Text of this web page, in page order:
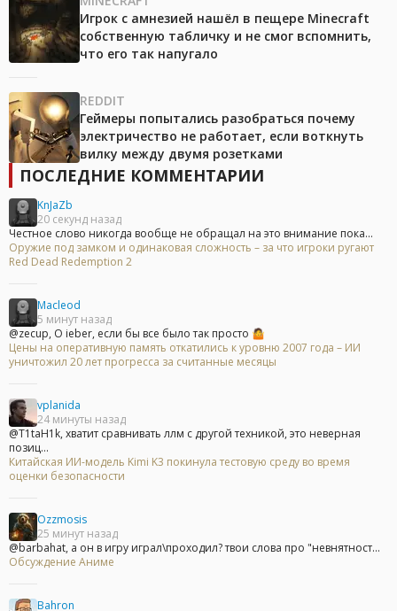
Игрок с амнезией нашёл в пещере Minecraft
собственную табличку и не смог вспомнить,
что его так напугало
REDDIT
Геймеры попытались разобраться почему
электричество не работает, если воткнуть
вилку между двумя розетками
ПОСЛЕДНИЕ КОММЕНТАРИИ
KnJaZb
20 секунд назад
Честное слово никогда вообще не обращал на это внимание пока...
Оружие под замком и одинаковая сложность – за что игроки ругают
Red Dead Redemption 2
Macleod
5 минут назад
@zecup, О ieber, если бы все было так просто 🤷
Цены на оперативную память откатились к уровню 2007 года – ИИ
уничтожил 20 лет прогресса за считанные месяцы
vplanida
24 минуты назад
@T1taH1k, хватит сравнивать ллм с другой техникой, это неверная
позиц...
Китайская ИИ-модель Kimi K3 покинула тестовую среду во время
оценки безопасности
Ozzmosis
25 минут назад
@barbahat, а он в игру играл\проходил? твои слова про "невнятност...
Обсуждение Аниме
Bahron